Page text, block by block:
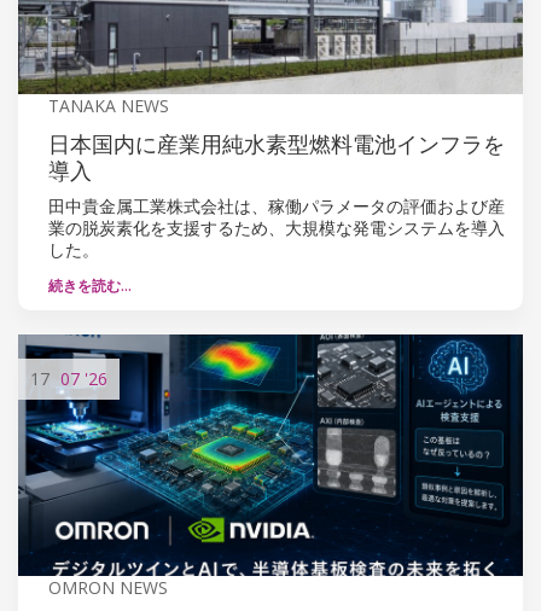
TANAKA NEWS
日本国内に産業用純水素型燃料電池インフラを
導入
田中貴金属工業株式会社は、稼働パラメータの評価および産
業の脱炭素化を支援するため、大規模な発電システムを導入
した。
続きを読む…
17 07 '26
OMRON NEWS